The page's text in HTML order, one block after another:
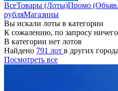
ВсеТовары (Лоты)Промо
рубляМагазины
Вы искали лоты в категории
К сожалению, по запросу
В категории нет лотов
Найдено 791 лот в других
Посмотреть все